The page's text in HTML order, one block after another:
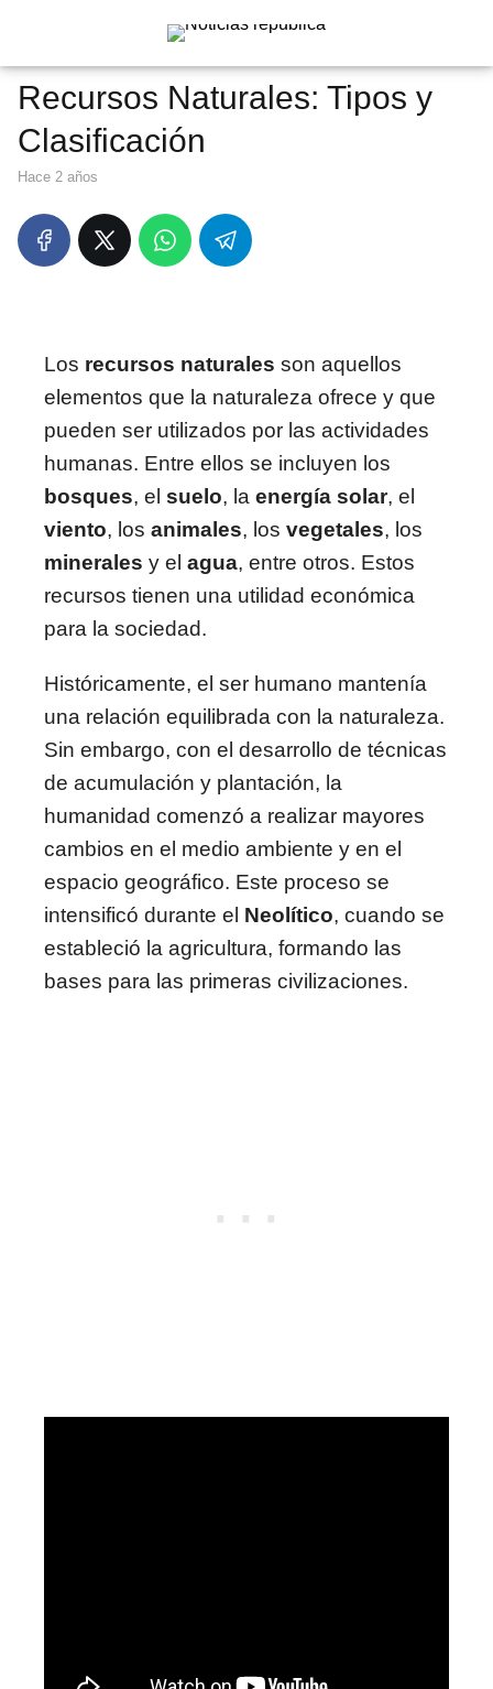
Recursos Naturales: Tipos y
Clasificación
hace 2 años
Los recursos naturales son aquellos
elementos que la naturaleza ofrece y que
pueden ser utilizados por las actividades
humanas. Entre ellos se incluyen los
bosques, el suelo, la energía solar, el
viento, los animales, los vegetales, los
minerales y el agua, entre otros. Estos
recursos tienen una utilidad económica
para la sociedad.
Históricamente, el ser humano mantenía
una relación equilibrada con la naturaleza.
Sin embargo, con el desarrollo de técnicas
de acumulación y plantación, la
humanidad comenzó a realizar mayores
cambios en el medio ambiente y en el
espacio geográfico. Este proceso se
intensificó durante el Neolítico, cuando se
estableció la agricultura, formando las
bases para las primeras civilizaciones.